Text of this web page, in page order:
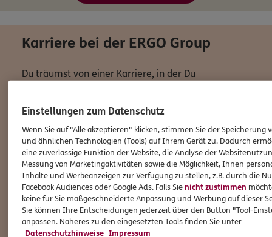
Karriere bei der ERGO Group
Du träumst von einer Karriere, in der Du
Als Teil der ERGO-Familie bist Du nie allein. Du
kannst auf ein starkes Netzwerk von Kolleginnen
und Kollegen zurückgreifen, die sich gegenseitig
unterstützen und motivieren. Gemeinsam arbeiten
wir daran, die Zukunft der Versicherungsbranche zu
gestalten und unseren Kunden den bestmöglichen
Service zu bieten.
Einstellungen zum Datenschutz
Wenn Sie auf "Alle akzeptieren" klicken, stimmen Sie der Speicherung
und ähnlichen Technologien (Tools) auf Ihrem Gerät zu. Dadurch
eine zuverlässige Funktion der Website, die Analyse der
Messung von Marketingaktivitäten sowie die Möglichkeit, Ihnen
Inhalte und Werbeanzeigen zur Verfügung zu stellen, z.B. durch die
Facebook Audiences oder Google Ads. Falls Sienicht zustimmen
keine für Sie maßgeschneiderte Anpassung und Werbung auf dieser
Sie können Ihre Entscheidungen jederzeit über den Button "Tool-
anpassen. Näheres zu den eingesetzten Tools finden Sie unter
Datenschutzhinweise Impressum